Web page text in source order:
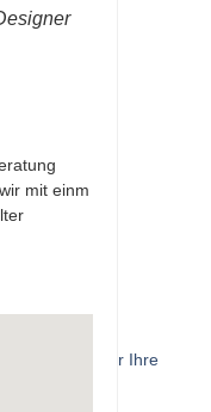
mit einm
Vielen Dank für Ihre